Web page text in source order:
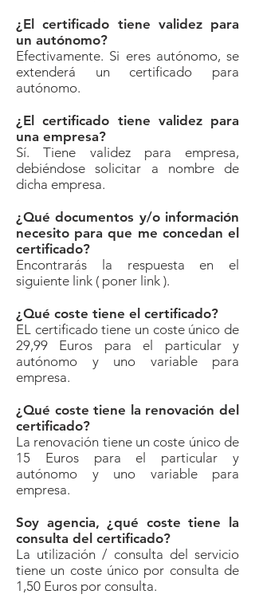
¿El certificado tiene validez para
un autónomo?
Efectivamente. Si eres autónomo, se
extenderá un certificado para
autónomo.
¿El certificado tiene validez para
una empresa?
Sí. Tiene validez para empresa,
debiéndose solicitar a nombre de
dicha empresa.
¿Qué documentos y/o información
necesito para que me concedan el
certificado?
Encontrarás la respuesta en el
siguiente link ( poner link ).
¿Qué coste tiene el certificado?
EL certificado tiene un coste único de
29,99 Euros para el particular y
autónomo y uno variable para
empresa.
¿Qué coste tiene la renovación del
certificado?
La renovación tiene un coste único de
15 Euros para el particular y
autónomo y uno variable para
empresa.
Soy agencia, ¿qué coste tiene la
consulta del certificado?
La utilización / consulta del servicio
tiene un coste único por consulta de
1,50 Euros por consulta.